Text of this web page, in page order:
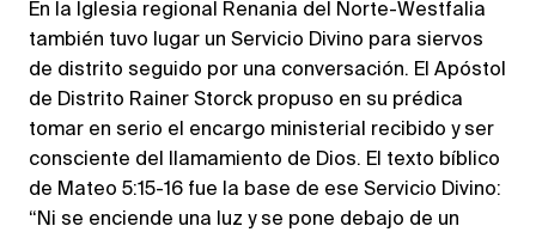
En la Iglesia regional Renania del Norte-Westfalia
también tuvo lugar un Servicio Divino para siervos
de distrito seguido por una conversación. El Apóstol
de Distrito Rainer Storck propuso en su prédica
tomar en serio el encargo ministerial recibido y ser
consciente del llamamiento de Dios. El texto bíblico
de Mateo 5:15-16 fue la base de ese Servicio Divino:
“Ni se enciende una luz y se pone debajo de un